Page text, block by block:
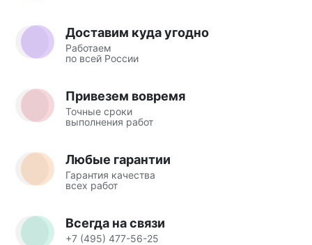
Доставим куда угодно
Работаем
по всей России
Привезем вовремя
Точные сроки
выполнения работ
Любые гарантии
Гарантия качества
всех работ
Всегда на связи
+7 (495) 477-56-25